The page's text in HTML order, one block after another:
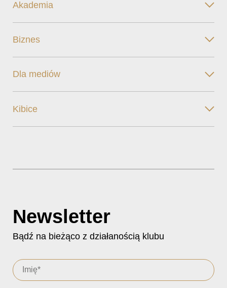
Akademia
Biznes
Dla mediów
Kibice
Newsletter
Bądź na bieżąco z działanością klubu